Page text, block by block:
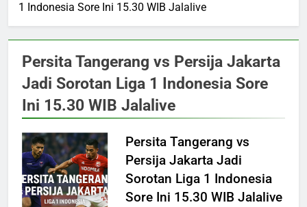
1 Indonesia Sore Ini 15.30 WIB Jalalive
Persita Tangerang vs Persija Jakarta
Jadi Sorotan Liga 1 Indonesia Sore
Ini 15.30 WIB Jalalive
Persita Tangerang vs
Persija Jakarta Jadi
Sorotan Liga 1 Indonesia
Sore Ini 15.30 WIB Jalalive